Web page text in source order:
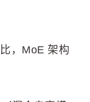
，MoE 架构